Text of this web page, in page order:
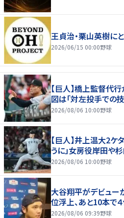
王貞治・栗山英樹に
2026/06/15 00:00野球
【巨人】橋上監督代
図は「対左投手での
2026/08/06 10:00野球
【巨人】井上温大2ケ
うに」女房役岸田や
2026/08/06 10:00野球
大谷翔平がデビュー
位浮上、あと10本で
2026/08/06 09:39野球